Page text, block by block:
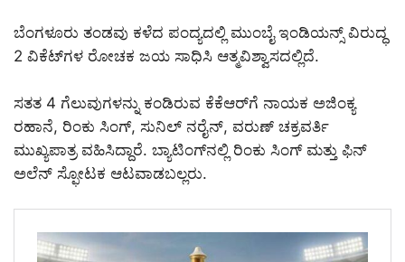
ಬೆಂಗಳೂರು ತಂಡವು ಕಳೆದ ಪಂದ್ಯದಲ್ಲಿ ಮುಂಬೈ ಇಂಡಿಯನ್ಸ್ ವಿರುದ್ಧ
2 ವಿಕೆಟ್‌ಗಳ ರೋಚಕ ಜಯ ಸಾಧಿಸಿ ಆತ್ಮವಿಶ್ವಾಸದಲ್ಲಿದೆ.
ಸತತ 4 ಗೆಲುವುಗಳನ್ನು ಕಂಡಿರುವ ಕೆಕೆಆರ್‌ಗೆ ನಾಯಕ ಅಜಿಂಕ್ಯ
ರಹಾನೆ, ರಿಂಕು ಸಿಂಗ್, ಸುನಿಲ್ ನರೈನ್, ವರುಣ್ ಚಕ್ರವರ್ತಿ
ಮುಖ್ಯಪಾತ್ರ ವಹಿಸಿದ್ದಾರೆ. ಬ್ಯಾಟಿಂಗ್‌ನಲ್ಲಿ ರಿಂಕು ಸಿಂಗ್ ಮತ್ತು ಫಿನ್
ಅಲೆನ್ ಸ್ಫೋಟಕ ಆಟವಾಡಬಲ್ಲರು.